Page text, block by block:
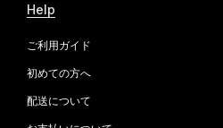
Help
ご利用ガイド
初めての方へ
配送について